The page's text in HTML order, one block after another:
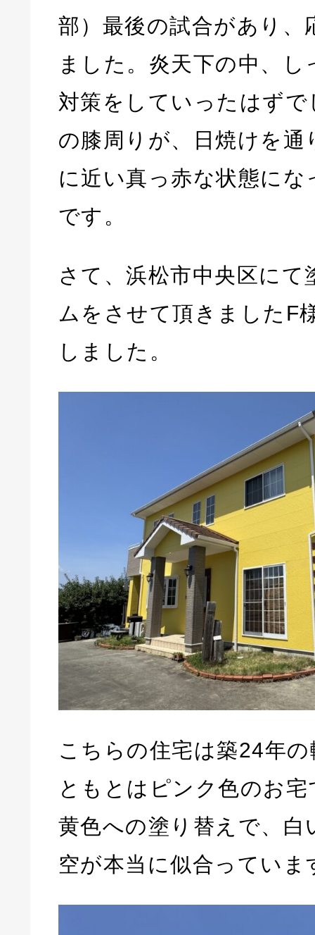
部）最後の試合があり、
ました。炎天下の中、
対策をしていったはず
の膝周りが、日焼けを通
に近い真っ赤な状態にな
です。
さて、浜松市中央区にて
ムをさせて頂きましたF
しました。
こちらの住宅は築24年
ともとはピンク色のお
黄色への塗り替えで、白
空が本当に似合っていま